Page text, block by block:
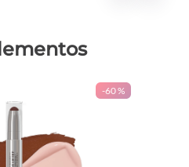
-60 %